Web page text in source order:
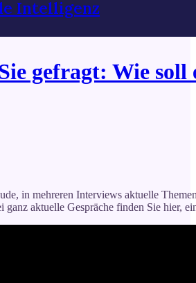
Intelligenz
gefragt: Wie soll
in mehreren Interviews aktuelle
aktuelle Gespräche finden Sie hier,